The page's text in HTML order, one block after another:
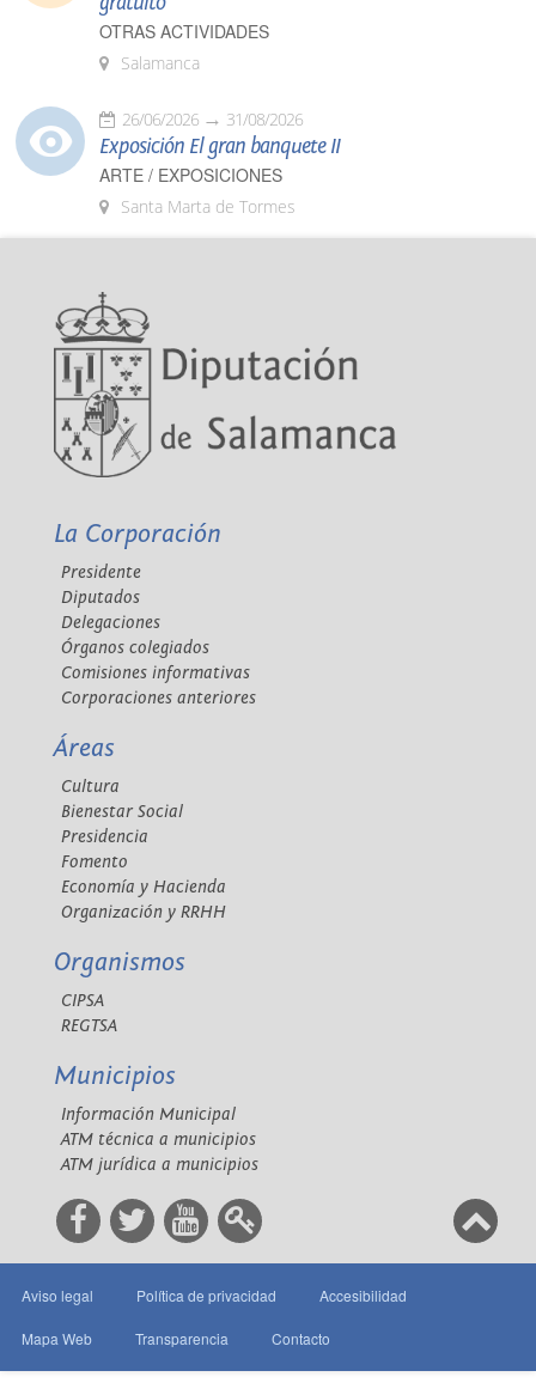
OTRAS ACTIVIDADES
Salamanca
26/06/2026 31/08/2026
Exposición El gran banquete II
ARTE / EXPOSICIONES
Santa Marta de Tormes
La Corporación
Presidente
Diputados
Delegaciones
Órganos colegiados
Comisiones informativas
Corporaciones anteriores
Áreas
Cultura
Bienestar Social
Presidencia
Fomento
Economía y Hacienda
Organización y RRHH
Organismos
CIPSA
REGTSA
Municipios
Información Municipal
ATM técnica a municipios
ATM jurídica a municipios
Aviso legal Política de privacidad Accesibilidad
Mapa Web Transparencia Contacto